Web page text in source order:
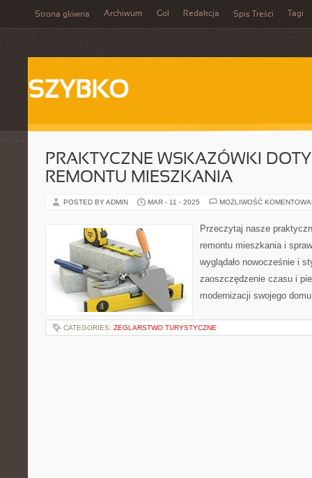
Strona główna Archiwum Gol Redakcja Spis Treści Tagi
SZYBKO
PRAKTYCZNE WSKAZÓWKI
REMONTU MIESZKANIA
POSTED BY ADMIN MAR - 11 - 2025 MOŻLIWOŚĆ
Przeczytaj nasze
remontu mieszkania i
wyglądało nowocześnie i
zaoszczędzenie czasu i
modernizacji swojego
CATEGORIES: ŻEGLARSTWO TURYSTYCZNE